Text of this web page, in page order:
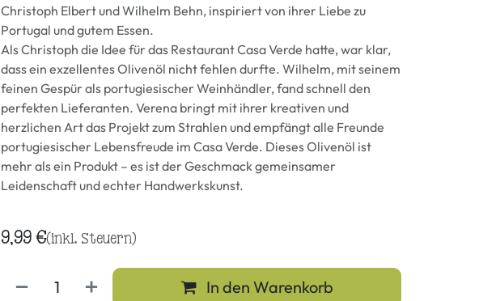
Christoph Elbert und Wilhelm Behn, inspiriert von ihrer Liebe zu
Portugal und gutem Essen.
Als Christoph die Idee für das Restaurant Casa Verde hatte, war klar,
dass ein exzellentes Olivenöl nicht fehlen durfte. Wilhelm, mit seinem
feinen Gespür als portugiesischer Weinhändler, fand schnell den
perfekten Lieferanten. Verena bringt mit ihrer kreativen und
herzlichen Art das Projekt zum Strahlen und empfängt alle Freunde
portugiesischer Lebensfreude im Casa Verde. Dieses Olivenöl ist
mehr als ein Produkt – es ist der Geschmack gemeinsamer
Leidenschaft und echter Handwerkskunst.
9,99€(inkl. Steuern)
In den Warenkorb